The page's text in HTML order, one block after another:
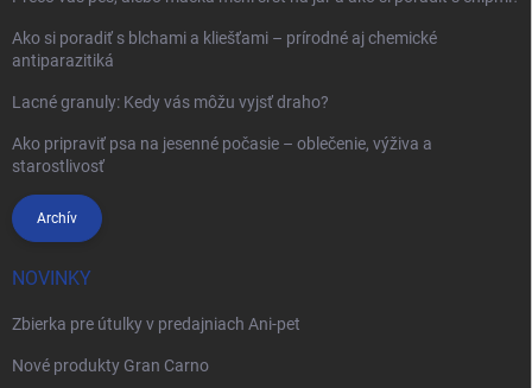
Ako si poradiť s blchami a kliešťami – prírodné aj chemické
antiparazitiká
Lacné granuly: Kedy vás môžu vyjsť draho?
Ako pripraviť psa na jesenné počasie – oblečenie, výživa a
starostlivosť
Archív
NOVINKY
Zbierka pre útulky v predajniach Ani-pet
Nové produkty Gran Carno